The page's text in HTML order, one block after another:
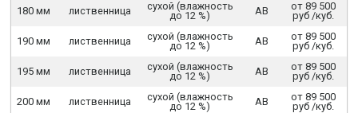
180 мм лиственница
сухой (влажность
до 12 %)
АВ
от 89 500
руб /куб.
190 мм лиственница
сухой (влажность
до 12 %)
АВ
от 89 500
руб /куб.
195 мм лиственница
сухой (влажность
до 12 %)
АВ
от 89 500
руб /куб.
200 мм лиственница
сухой (влажность
до 12 %)
АВ
от 89 500
руб /куб.